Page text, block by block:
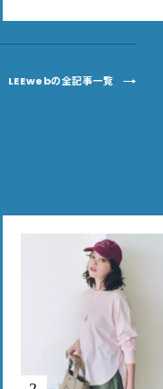
LEEwebの全記事一覧